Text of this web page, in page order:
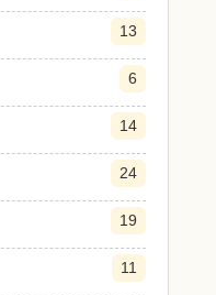
13
6
14
24
19
11